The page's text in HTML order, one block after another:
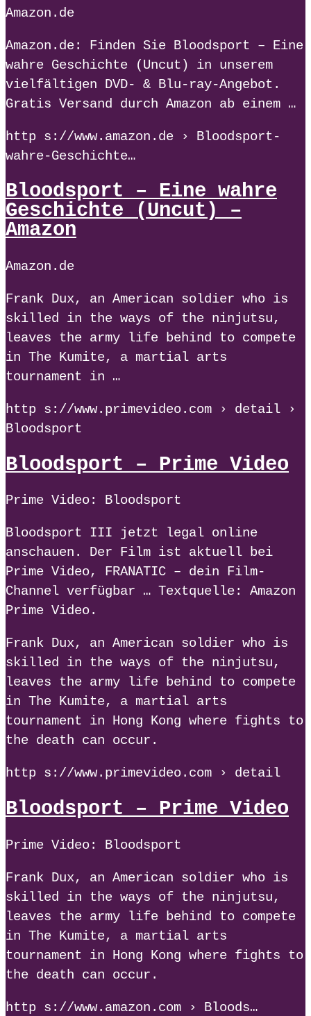
Amazon.de
Amazon.de: Finden Sie Bloodsport – Eine
wahre Geschichte (Uncut) in unserem
vielfältigen DVD- & Blu-ray-Angebot.
Gratis Versand durch Amazon ab einem …
http s://www.amazon.de › Bloodsport-
wahre-Geschichte…
Bloodsport – Eine wahre
Geschichte (Uncut) –
Amazon
Amazon.de
Frank Dux, an American soldier who is
skilled in the ways of the ninjutsu,
leaves the army life behind to compete
in The Kumite, a martial arts
tournament in …
http s://www.primevideo.com › detail ›
Bloodsport
Bloodsport – Prime Video
Prime Video: Bloodsport
Bloodsport III jetzt legal online
anschauen. Der Film ist aktuell bei
Prime Video, FRANATIC – dein Film-
Channel verfügbar … Textquelle: Amazon
Prime Video.
Frank Dux, an American soldier who is
skilled in the ways of the ninjutsu,
leaves the army life behind to compete
in The Kumite, a martial arts
tournament in Hong Kong where fights to
the death can occur.
http s://www.primevideo.com › detail
Bloodsport – Prime Video
Prime Video: Bloodsport
Frank Dux, an American soldier who is
skilled in the ways of the ninjutsu,
leaves the army life behind to compete
in The Kumite, a martial arts
tournament in Hong Kong where fights to
the death can occur.
http s://www.amazon.com › Bloods…